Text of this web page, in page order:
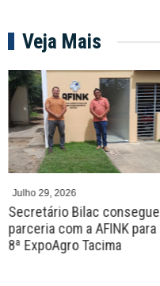
Veja Mais
Julho 29, 2026
Secretário Bilac consegue
parceria com a AFINK para
8ª ExpoAgro Tacima